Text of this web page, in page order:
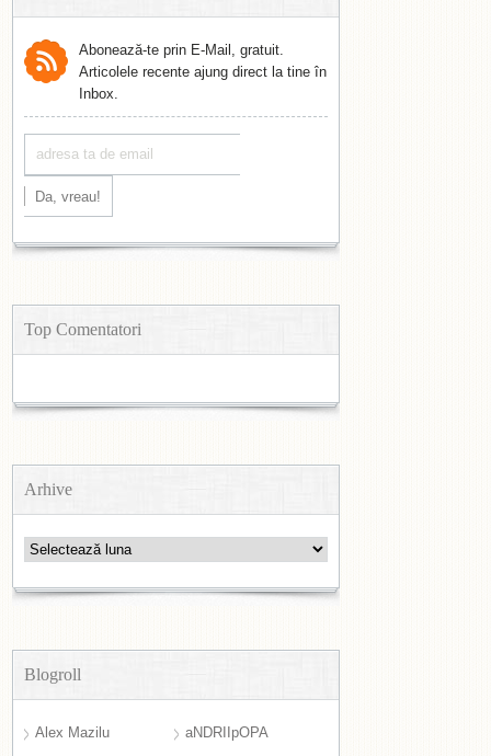
Abonează-te prin E-Mail, gratuit.
Articolele recente ajung direct la tine în
Inbox.
Top Comentatori
Arhive
Arhive
Blogroll
Alex Mazilu
aNDRIIpOPA